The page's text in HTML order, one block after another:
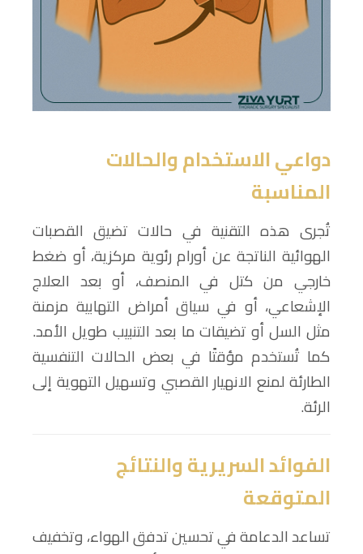
دواعي الاستخدام والحالات
المناسبة
تُجرى هذه التقنية في حالات تضيق القصبات
الهوائية الناتجة عن أورام رئوية مركزية، أو ضغط
خارجي من كتل في المنصف، أو بعد العلاج
الإشعاعي، أو في سياق أمراض التهابية مزمنة
مثل السل أو تضيقات ما بعد التنبيب طويل الأمد.
كما تُستخدم مؤقتًا في بعض الحالات التنفسية
الطارئة لمنع الانهيار القصبي وتسهيل التهوية إلى
الرئة.
الفوائد السريرية والنتائج
المتوقعة
تساعد الدعامة في تحسين تدفق الهواء، وتخفيف